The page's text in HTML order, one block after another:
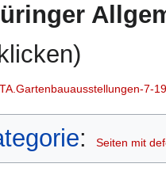
7-
: Seiten mit